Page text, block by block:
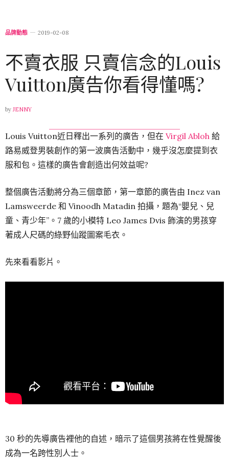
品牌動態 2019-02-08
不賣衣服 只賣信念的Louis
Vuitton廣告你看得懂嗎?
by JENNY
Louis Vuitton近日釋出一系列的廣告，但在 Virgil Abloh 給
路易威登男裝創作的第一波廣告活動中，幾乎沒怎麼提到衣
服和包。這樣的廣告會創造出何效益呢?
整個廣告活動將分為三個章節，第一章節的廣告由 Inez van
Lamsweerde 和 Vinoodh Matadin 拍攝，題為“嬰兒、兒
童、青少年”。7 歲的小模特 Leo James Dvis 飾演的男孩穿
著成人尺碼的綠野仙蹤圖案毛衣。
先來看看影片。
30 秒的先導廣告裡他的自述，暗示了這個男孩將在性覺醒後
成為一名跨性別人士。